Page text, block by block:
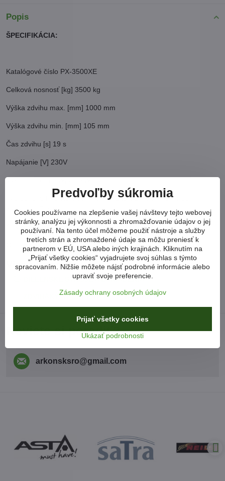
Popis
ŠPECIFIKÁCIA:
Katalógové číslo PX-3500XE
Celková nosnosť [kg] 3500 kg
Výška zdvihu max. [mm] 1000 mm
Výška zdvihu min. [mm] 105 mm
Čas zdvihu [s] 19 s
Napájanie [V] 230V
Výkon motora [kW] 2,2 kW
Typ pohonu Hydraulická synchronizácia Systém s pevnou
západkou Elektr
Šírka [mm] 1820 Dĺžka [mm] 2010 Hmotnosť [kg] 650 kg
Odporúčame veľmi stabilný zdvihák.
Viac z kategórie
DIELENSKÉ STROJE A ZARIADENIA
ZDVIHÁKY A PODPERY NOVINKY
Neviete si poradiť?
arkonsksro​@gmail​.com
Predvoľby súkromia
Cookies používame na zlepšenie vašej návštevy tejto webovej
stránky, analýzu jej výkonnosti a zhromažďovanie údajov o jej
používaní. Na tento účel môžeme použiť nástroje a služby
tretích strán a zhromaždené údaje sa môžu preniesť k
partnerom v EÚ, USA alebo iných krajinách. Kliknutím na
„Prijať všetky cookies“ vyjadrujete svoj súhlas s týmto
spracovaním. Nižšie môžete nájsť podrobné informácie alebo
upraviť svoje preferencie.
Zásady ochrany osobných údajov
Ukázať podrobnosti
Prijať všetky cookies